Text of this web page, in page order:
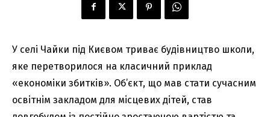
У селі Чайки під Києвом триває будівництво школи,
яке перетворилося на класичний приклад
«економіки збитків». Об’єкт, що мав стати сучасним
освітнім закладом для місцевих дітей, став